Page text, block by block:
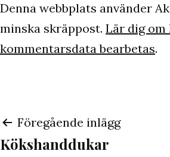
Denna webbplats använder
minska skräppost. Lär dig om
kommentarsdata bearbetas.
Inläggsnavigering
Föregående inlägg
Kökshanddukar